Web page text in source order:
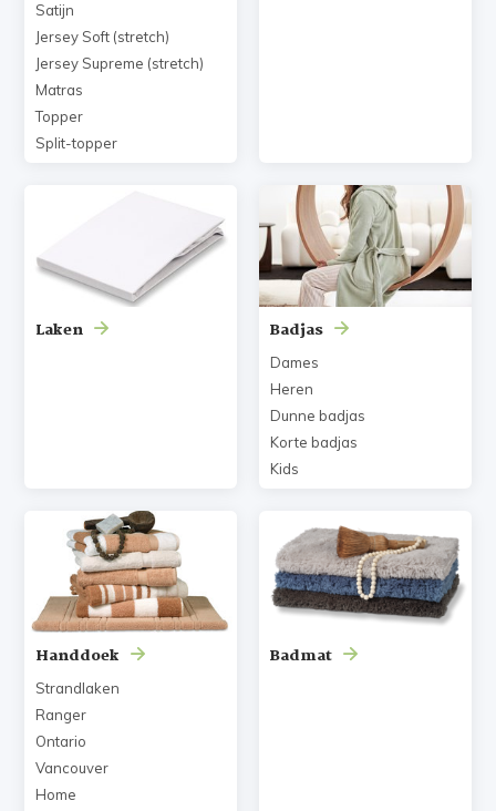
Satijn
Jersey Soft (stretch)
Jersey Supreme (stretch)
Matras
Topper
Split-topper
Laken Badjas
Dames
Heren
Dunne badjas
Korte badjas
Kids
Handdoek
Strandlaken
Ranger
Ontario
Vancouver
Home
Badmat